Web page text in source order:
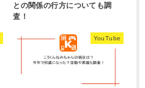
との関係の行方についても調
査！
YouTube